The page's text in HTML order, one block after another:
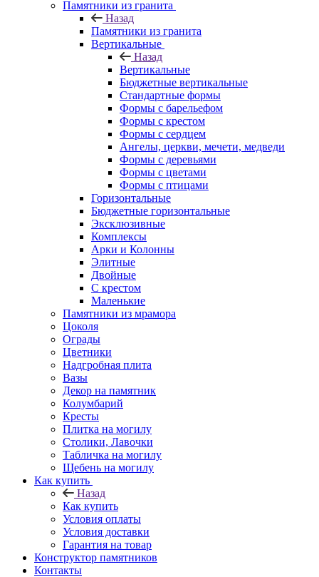
Памятники из гранита
Назад
Памятники из гранита
Вертикальные
Назад
Вертикальные
Бюджетные вертикальные
Стандартные формы
Формы с барельефом
Формы с крестом
Формы с сердцем
Ангелы, церкви, мечети, медведи
Формы с деревьями
Формы с цветами
Формы с птицами
Горизонтальные
Бюджетные горизонтальные
Эксклюзивные
Комплексы
Арки и Колонны
Элитные
Двойные
С крестом
Маленькие
Памятники из мрамора
Цоколя
Ограды
Цветники
Надгробная плита
Вазы
Декор на памятник
Колумбарий
Кресты
Плитка на могилу
Столики, Лавочки
Табличка на могилу
Щебень на могилу
Как купить
Назад
Как купить
Условия оплаты
Условия доставки
Гарантия на товар
Конструктор памятников
Контакты